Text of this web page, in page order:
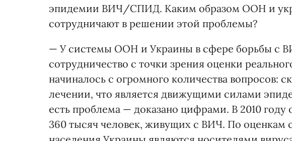
эпидемии ВИЧ/СПИД. Каким образом ООН и
сотрудничают в решении этой проблемы?
— У системы ООН и Украины в сфере борьбы с
сотрудничество с точки зрения оценки
начиналось с огромного количества вопросов:
лечении, что является движущими силами
есть проблема — доказано цифрами. В 2010 году
360 тысяч человек, живущих с ВИЧ. По оценкам